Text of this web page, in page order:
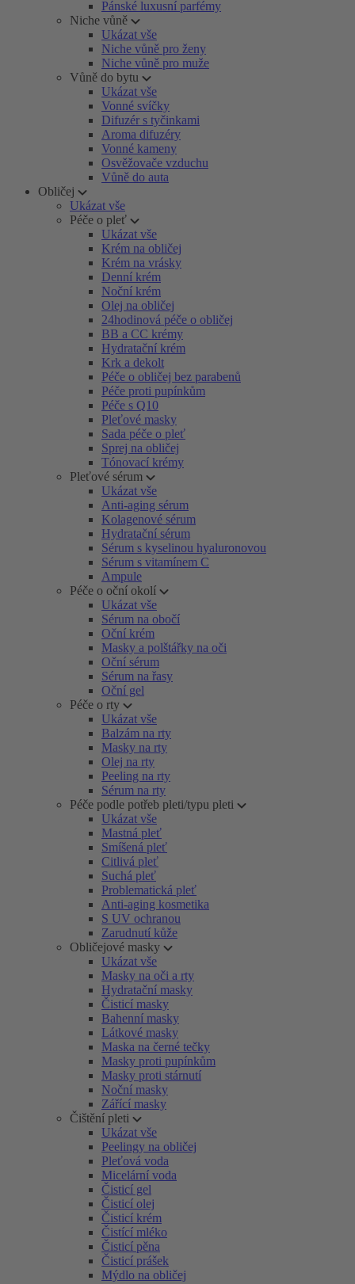
Pánské luxusní parfémy
Niche vůně
Ukázat vše
Niche vůně pro ženy
Niche vůně pro muže
Vůně do bytu
Ukázat vše
Vonné svíčky
Difuzér s tyčinkami
Aroma difuzéry
Vonné kameny
Osvěžovače vzduchu
Vůně do auta
Obličej
Ukázat vše
Péče o pleť
Ukázat vše
Krém na obličej
Krém na vrásky
Denní krém
Noční krém
Olej na obličej
24hodinová péče o obličej
BB a CC krémy
Hydratační krém
Krk a dekolt
Péče o obličej bez parabenů
Péče proti pupínkům
Péče s Q10
Pleťové masky
Sada péče o pleť
Sprej na obličej
Tónovací krémy
Pleťové sérum
Ukázat vše
Anti-aging sérum
Kolagenové sérum
Hydratační sérum
Sérum s kyselinou hyaluronovou
Sérum s vitamínem C
Ampule
Péče o oční okolí
Ukázat vše
Sérum na obočí
Oční krém
Masky a polštářky na oči
Oční sérum
Sérum na řasy
Oční gel
Péče o rty
Ukázat vše
Balzám na rty
Masky na rty
Olej na rty
Peeling na rty
Sérum na rty
Péče podle potřeb pleti/typu pleti
Ukázat vše
Mastná pleť
Smíšená pleť
Citlivá pleť
Suchá pleť
Problematická pleť
Anti-aging kosmetika
S UV ochranou
Zarudnutí kůže
Obličejové masky
Ukázat vše
Masky na oči a rty
Hydratační masky
Čisticí masky
Bahenní masky
Látkové masky
Maska na černé tečky
Masky proti pupínkům
Masky proti stárnutí
Noční masky
Zářící masky
Čištění pleti
Ukázat vše
Peelingy na obličej
Pleťová voda
Micelární voda
Čisticí gel
Čisticí olej
Čisticí krém
Čistící mléko
Čisticí pěna
Čisticí prášek
Mýdlo na obličej